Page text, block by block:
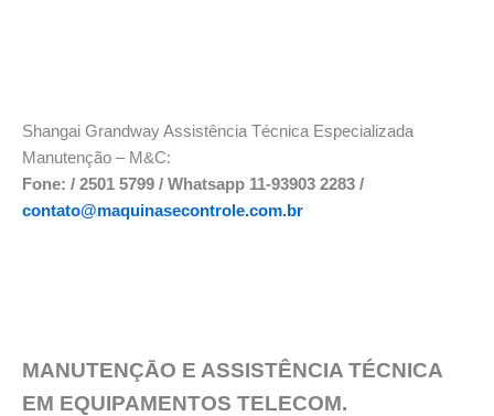
Shangai Grandway Assistência Técnica Especializada
Manutenção – M&C:
Fone: / 2501 5799 / Whatsapp 11-93903 2283 /
contato@maquinasecontrole.com.br
MANUTENÇĀO E ASSISTÊNCIA TÉCNICA
EM EQUIPAMENTOS TELECOM.